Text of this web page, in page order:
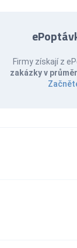
Firmy získají z
zakázky v